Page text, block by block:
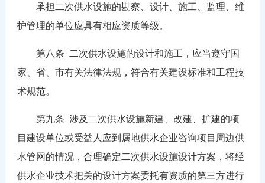
承担二次供水设施的勘察、设计、施工、监理、维
护管理的单位应具有相应资质等级。
第八条 二次供水设施的设计和施工，应当遵守国
家、省、市有关法律法规，符合有关建设标准和工程技
术规范。
第九条 涉及二次供水设施新建、改建、扩建的项
目建设单位或受益人应到属地供水企业咨询项目周边供
水管网的情况，合理确定二次供水设施设计方案，将经
供水企业技术把关的设计方案委托有资质的第三方进行